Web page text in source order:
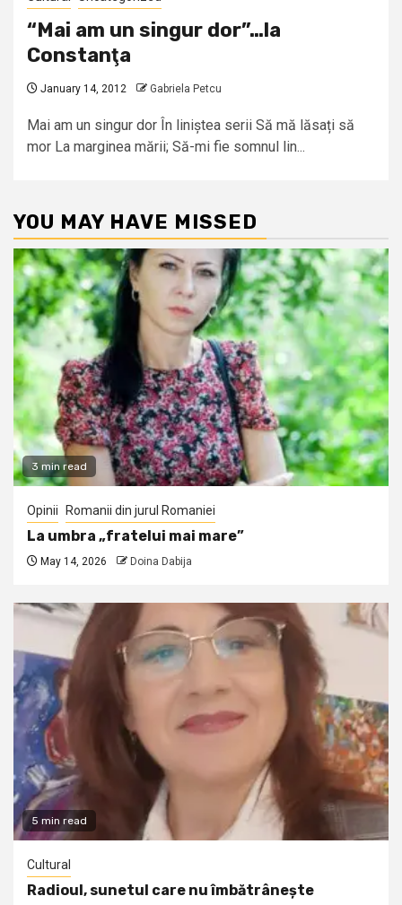
“Mai am un singur dor”…la
Constanţa
January 14, 2012 Gabriela Petcu
Mai am un singur dor În liniștea serii Să mă lăsați să
mor La marginea mării; Să-mi fie somnul lin...
YOU MAY HAVE MISSED
3 min read
Opinii Romanii din jurul Romaniei
La umbra „fratelui mai mare”
May 14, 2026 Doina Dabija
5 min read
Cultural
Radioul, sunetul care nu îmbătrânește